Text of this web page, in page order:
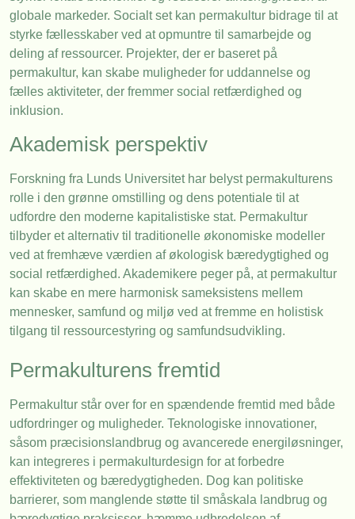
globale markeder. Socialt set kan permakultur bidrage til at
styrke fællesskaber ved at opmuntre til samarbejde og
deling af ressourcer. Projekter, der er baseret på
permakultur, kan skabe muligheder for uddannelse og
fælles aktiviteter, der fremmer social retfærdighed og
inklusion.
Akademisk perspektiv
Forskning fra Lunds Universitet har belyst permakulturens
rolle i den grønne omstilling og dens potentiale til at
udfordre den moderne kapitalistiske stat. Permakultur
tilbyder et alternativ til traditionelle økonomiske modeller
ved at fremhæve værdien af økologisk bæredygtighed og
social retfærdighed. Akademikere peger på, at permakultur
kan skabe en mere harmonisk sameksistens mellem
mennesker, samfund og miljø ved at fremme en holistisk
tilgang til ressourcestyring og samfundsudvikling.
Permakulturens fremtid
Permakultur står over for en spændende fremtid med både
udfordringer og muligheder. Teknologiske innovationer,
såsom præcisionslandbrug og avancerede energiløsninger,
kan integreres i permakulturdesign for at forbedre
effektiviteten og bæredygtigheden. Dog kan politiske
barrierer, som manglende støtte til småskala landbrug og